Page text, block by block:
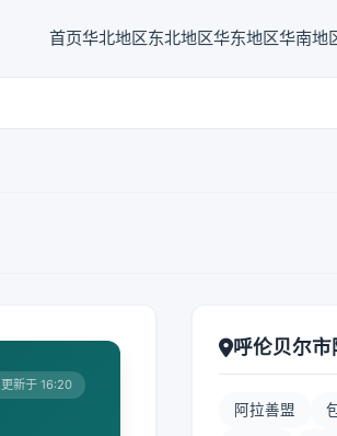
首页华北地区东北地区华东地区华南地
更新于 16:20
呼伦贝尔
阿拉善盟